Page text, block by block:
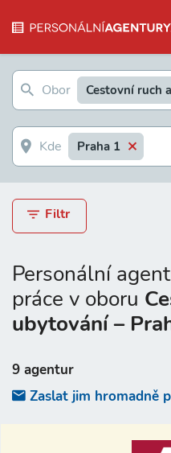
Cestovní ruch
Praha 1
Filtr
Personální
práce v oboru
ubytování –
9 agentur
Zaslat jim hromadně